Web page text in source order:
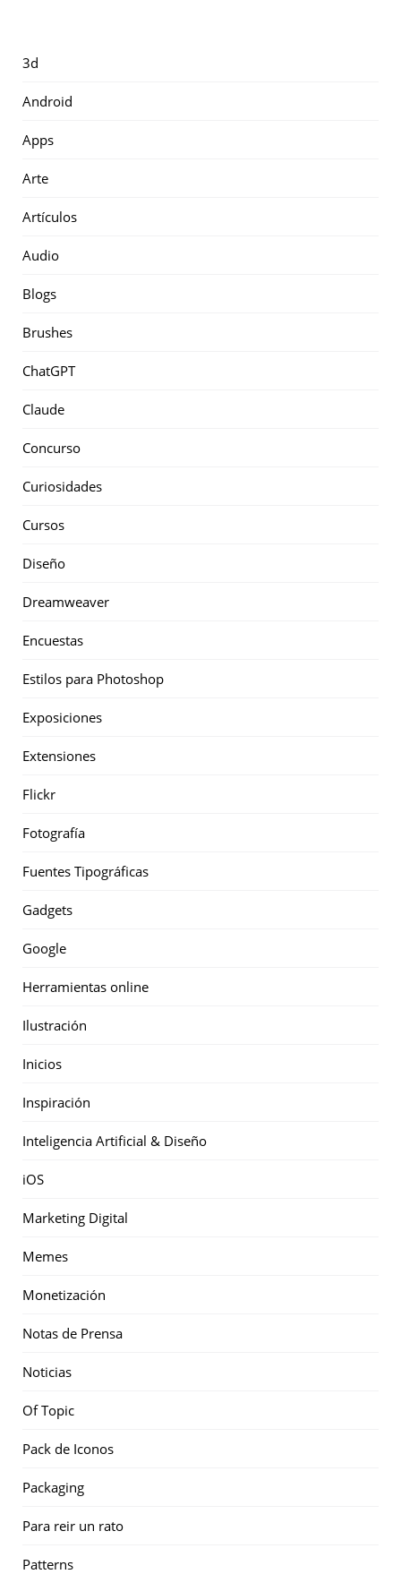
3d
Android
Apps
Arte
Artículos
Audio
Blogs
Brushes
ChatGPT
Claude
Concurso
Curiosidades
Cursos
Diseño
Dreamweaver
Encuestas
Estilos para Photoshop
Exposiciones
Extensiones
Flickr
Fotografía
Fuentes Tipográficas
Gadgets
Google
Herramientas online
Ilustración
Inicios
Inspiración
Inteligencia Artificial & Diseño
iOS
Marketing Digital
Memes
Monetización
Notas de Prensa
Noticias
Of Topic
Pack de Iconos
Packaging
Para reir un rato
Patterns